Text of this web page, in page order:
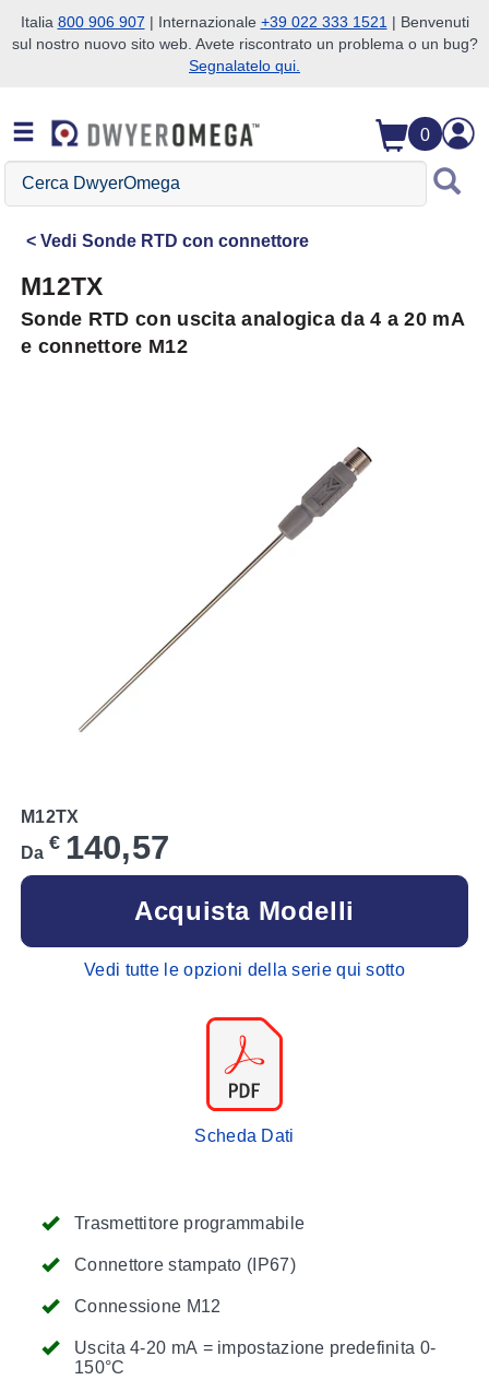
Salta alla ricerca
Salta al contenuto principale
Salta alla navigazione
Italia 800 906 907 | Internazionale +39 022 333 1521 | Benvenuti
sul nostro nuovo sito web. Avete riscontrato un problema o un bug?
Segnalatelo qui.
0
Cerca
DwyerOmega
Vedi Sonde RTD con connettore
M12TX
Sonde RTD con uscita analogica da 4 a 20 mA
e connettore M12
Trasmettitore programmabile
Connettore stampato (IP67)
Connessione M12
Uscita 4-20 mA = impostazione predefinita 0-
150°C
M12TX
Da € 140,57
Acquista Modelli
Vedi tutte le opzioni della serie qui sotto
Scheda Dati